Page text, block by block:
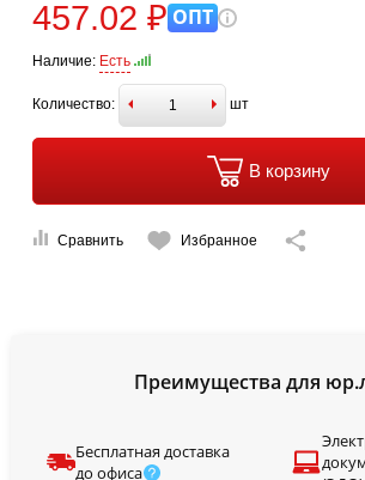
457.02 ₽ ОПТ
Наличие: Есть
Количество: шт
В корзину
Сравнить Избранное
Преимущества для
Бесплатная доставка
до офиса